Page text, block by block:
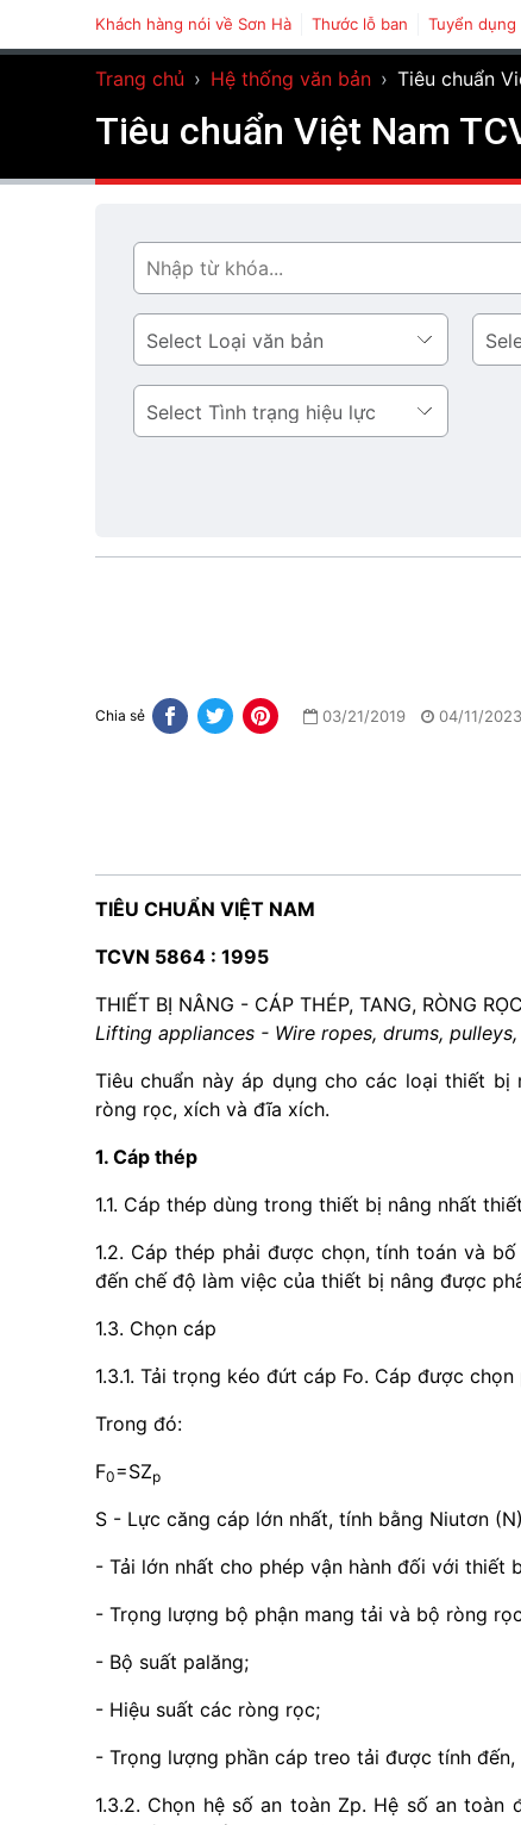
Khách hàng nói về Sơn Hà Thước lỗ ban Tuyển dụng
Trang chủ › Hệ thống văn bản › Tiêu chuẩn
Tiêu chuẩn Việt Nam
Tìm
Loại
văn
bản
Lĩnh
vực
Tình
trạng
Chia sẻ 03/21/2019 04/11/2023
TIÊU CHUẨN VIỆT NAM
TCVN 5864 : 1995
THIẾT BỊ NÂNG - CÁP THÉP, TANG, RÒNG
Lifting appliances - Wire ropes, drums,
Tiêu chuẩn này áp dụng cho các loại thiết
ròng rọc, xích và đĩa xích.
1. Cáp thép
1.1. Cáp thép dùng trong thiết bị nâng nhất
1.2. Cáp thép phải được chọn, tính toán và
đến chế độ làm việc của thiết bị nâng được
1.3. Chọn cáp
1.3.1. Tải trọng kéo đứt cáp Fo. Cáp được
Trong đó:
F0=SZp
S - Lực căng cáp lớn nhất, tính bằng Niutơn
- Tải lớn nhất cho phép vận hành đối với thiết
- Trọng lượng bộ phận mang tải và bộ ròng
- Bộ suất palăng;
- Hiệu suất các ròng rọc;
- Trọng lượng phần cáp treo tải được tính
1.3.2. Chọn hệ số an toàn Zp. Hệ số an